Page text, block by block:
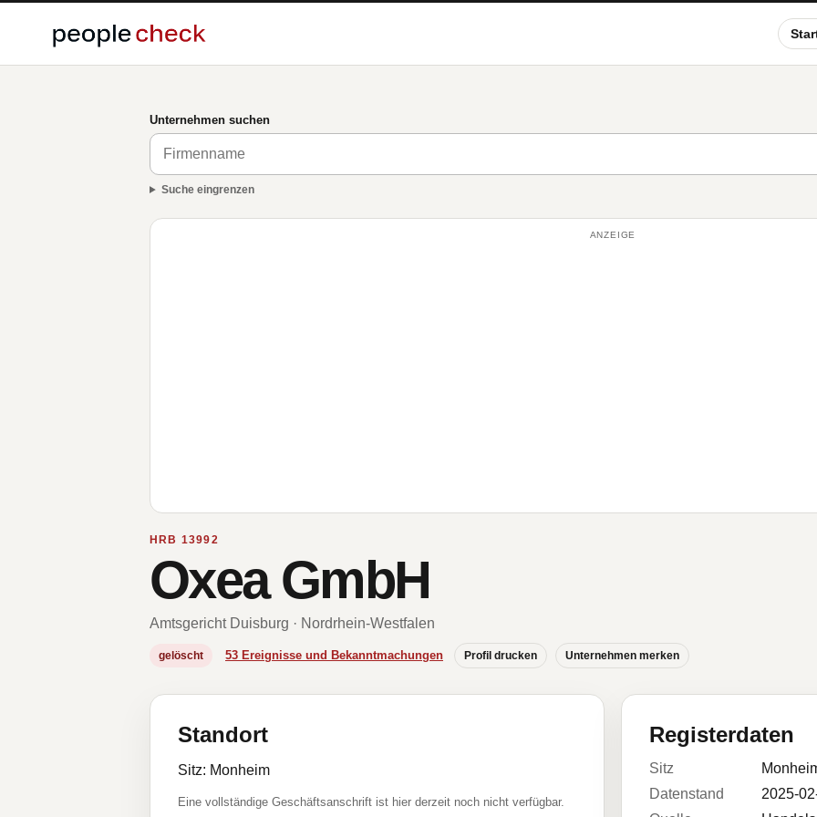
Unternehmen suchen
Suche eingrenzen
ANZEIGE
HRB 13992
Oxea GmbH
Amtsgericht Duisburg · Nordrhein-Westfalen
gelöscht 53 Ereignisse und Bekanntmachungen Profil drucken Unternehmen merken
Standort
Sitz: Monheim
Eine vollständige Geschäftsanschrift ist hier derzeit noch nicht verfügbar.
Registerdaten
Sitz
Datenstand
2025-